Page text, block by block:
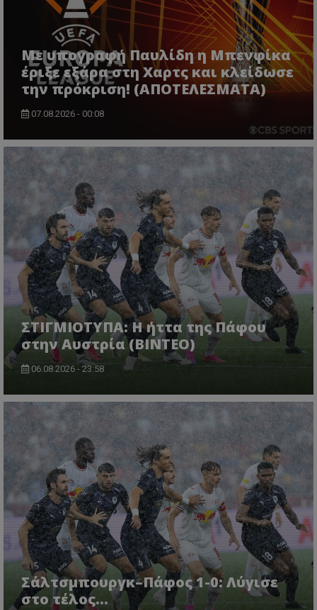
Με υπογραφή Παυλίδη η Μπενφίκα
έριξε εξάρα στη Χαρτς και κλείδωσε
την πρόκριση! (ΑΠΟΤΕΛΕΣΜΑΤΑ)
07.08.2026 - 00:08
ΣΤΙΓΜΙΟΤΥΠΑ: Η ήττα της Πάφου
στην Αυστρία (ΒΙΝΤΕΟ)
06.08.2026 - 23:58
Σάλτσμπουργκ–Πάφος 1-0: Λύγισε
στο τέλος...